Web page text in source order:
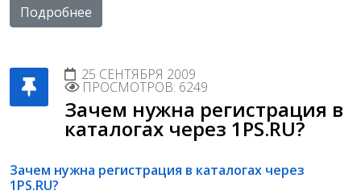
Подробнее
25 СЕНТЯБРЯ 2009
ПРОСМОТРОВ: 6249
Зачем нужна регистрация в
каталогах через 1PS.RU?
Зачем нужна регистрация в каталогах через
1PS.RU?